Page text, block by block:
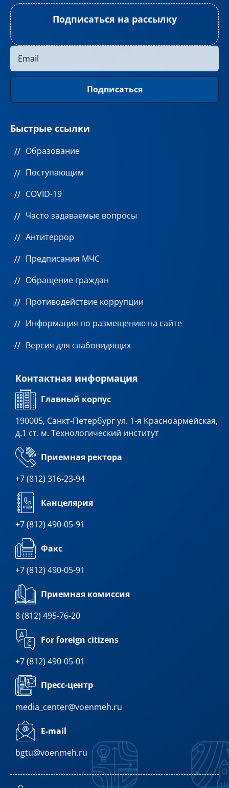
Подписаться на рассылку
Быстрые ссылки
Образование
Поступающим
COVID-19
Часто задаваемые вопросы
Антитеррор
Предписания МЧС
Обращение граждан
Противодействие коррупции
Информация по размещению на сайте
Версия для слабовидящих
Контактная информация
Главный корпус
190005, Санкт-Петербург ул. 1-я Красноармейская,
д.1 ст. м. Технологический институт
Приемная ректора
+7 (812) 316-23-94
Канцелярия
+7 (812) 490-05-91
Факс
+7 (812) 490-05-91
Приемная комиссия
8 (812) 495-76-20
For foreign citizens
+7 (812) 490-05-01
Пресс-центр
media_center@voenmeh.ru
E-mail
bgtu@voenmeh.ru